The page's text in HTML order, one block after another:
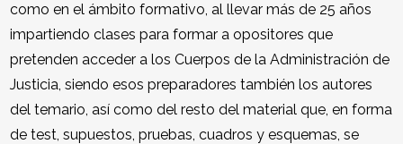
como en el ámbito formativo, al llevar más de 25 años
impartiendo clases para formar a opositores que
pretenden acceder a los Cuerpos de la Administración de
Justicia, siendo esos preparadores también los autores
del temario, así como del resto del material que, en forma
de test, supuestos, pruebas, cuadros y esquemas, se